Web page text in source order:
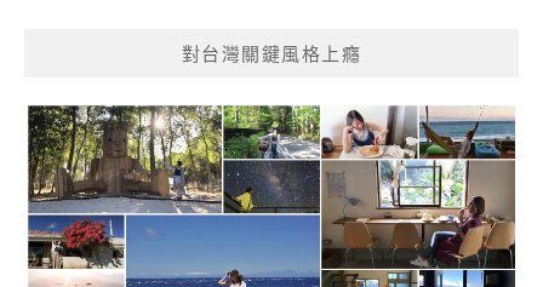
對台灣關鍵風格上癮